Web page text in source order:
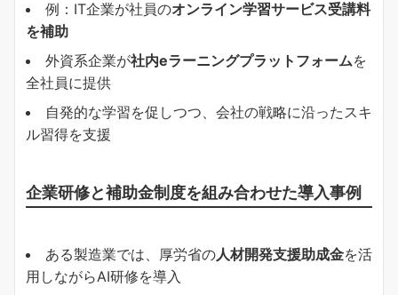
例：IT企業が社員のオンライン学習サービス受講料
を補助
外資系企業が社内eラーニングプラットフォームを
全社員に提供
自発的な学習を促しつつ、会社の戦略に沿ったスキ
ル習得を支援
企業研修と補助金制度を組み合わせた導入事例
ある製造業では、厚労省の人材開発支援助成金を活
用しながらAI研修を導入